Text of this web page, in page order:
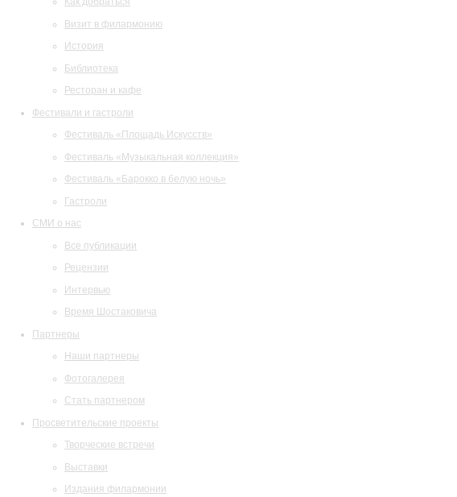
Визит в филармонию
История
Библиотека
Ресторан и кафе
Фестивали и гастроли
Фестиваль «Площадь Искусств»
Фестиваль «Музыкальная коллекция»
Фестиваль «Барокко в белую ночь»
Гастроли
СМИ о нас
Все публикации
Рецензии
Интервью
Время Шостаковича
Партнеры
Наши партнеры
Фотогалерея
Стать партнером
Просветительские проекты
Творческие встречи
Выставки
Издания филармонии